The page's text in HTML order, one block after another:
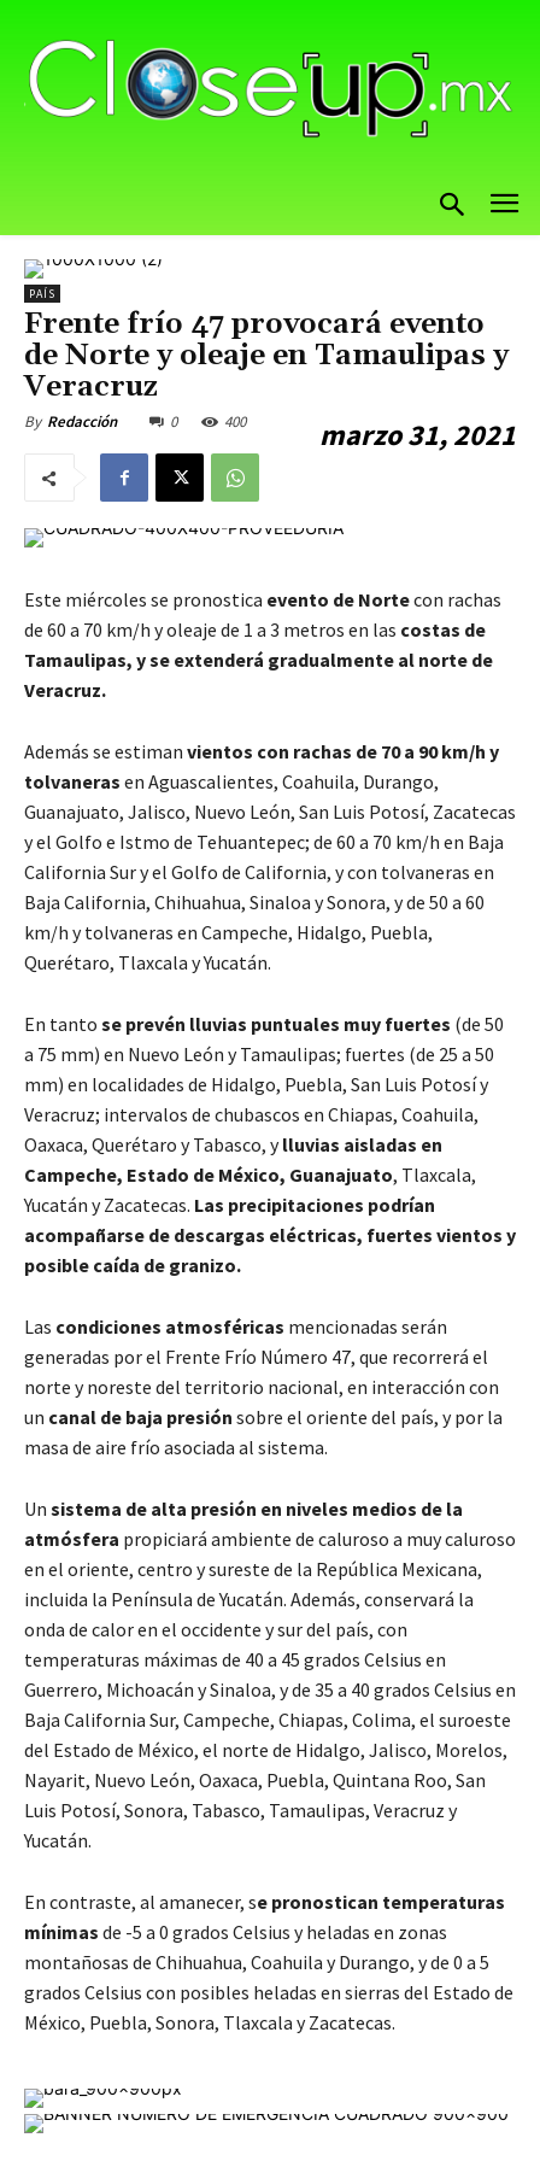
PAÍS
Frente frío 47 provocará evento
de Norte y oleaje en Tamaulipas y
Veracruz
By Redacción marzo 31, 2021
0 400
Este miércoles se pronostica evento de Nortecon rachas
de 60 a 70 km/h y oleaje de 1 a 3 metros en las costas de
Tamaulipas, y se extenderá gradualmente al norte de
Veracruz.
Además se estiman vientos con rachas de 70 a 90 km/h y
tolvaneras en Aguascalientes, Coahuila, Durango,
Guanajuato, Jalisco, Nuevo León, San Luis Potosí, Zacatecas
y el Golfo e Istmo de Tehuantepec; de 60 a 70 km/h en Baja
California Sur y el Golfo de California, y con tolvaneras en
Baja California, Chihuahua, Sinaloa y Sonora, y de 50 a 60
km/h y tolvaneras en Campeche, Hidalgo, Puebla,
Querétaro, Tlaxcala y Yucatán.
En tanto se prevén lluvias puntuales muy fuertes (de 50
a 75 mm) en Nuevo León y Tamaulipas; fuertes (de 25 a 50
mm) en localidades de Hidalgo, Puebla, San Luis Potosí y
Veracruz; intervalos de chubascos en Chiapas, Coahuila,
Oaxaca, Querétaro y Tabasco, ylluvias aisladas en
Campeche, Estado de México, Guanajuato, Tlaxcala,
Yucatán y Zacatecas. Las precipitaciones podrían
acompañarse de descargas eléctricas, fuertes vientos y
posible caída de granizo.
Las condiciones atmosféricas mencionadas serán
generadas por el Frente Frío Número 47, que recorrerá el
norte y noreste del territorio nacional, en interacción con
un canal de baja presión sobre el oriente del país, y por la
masa de aire frío asociada al sistema.
Un sistema de alta presión en niveles medios de la
atmósfera propiciará ambiente de caluroso a muy caluroso
en el oriente, centro y sureste de la República Mexicana,
incluida la Península de Yucatán. Además, conservará la
onda de calor en el occidente y sur del país, con
temperaturas máximas de 40 a 45 grados Celsius en
Guerrero, Michoacán y Sinaloa, y de 35 a 40 grados Celsius en
Baja California Sur, Campeche, Chiapas, Colima, el suroeste
del Estado de México, el norte de Hidalgo, Jalisco, Morelos,
Nayarit, Nuevo León, Oaxaca, Puebla, Quintana Roo, San
Luis Potosí, Sonora, Tabasco, Tamaulipas, Veracruz y
Yucatán.
En contraste, al amanecer, se pronostican temperaturas
mínimas de -5 a 0 grados Celsius y heladas en zonas
montañosas de Chihuahua, Coahuila y Durango, y de 0 a 5
grados Celsius con posibles heladas en sierras del Estado de
México, Puebla, Sonora, Tlaxcala y Zacatecas.